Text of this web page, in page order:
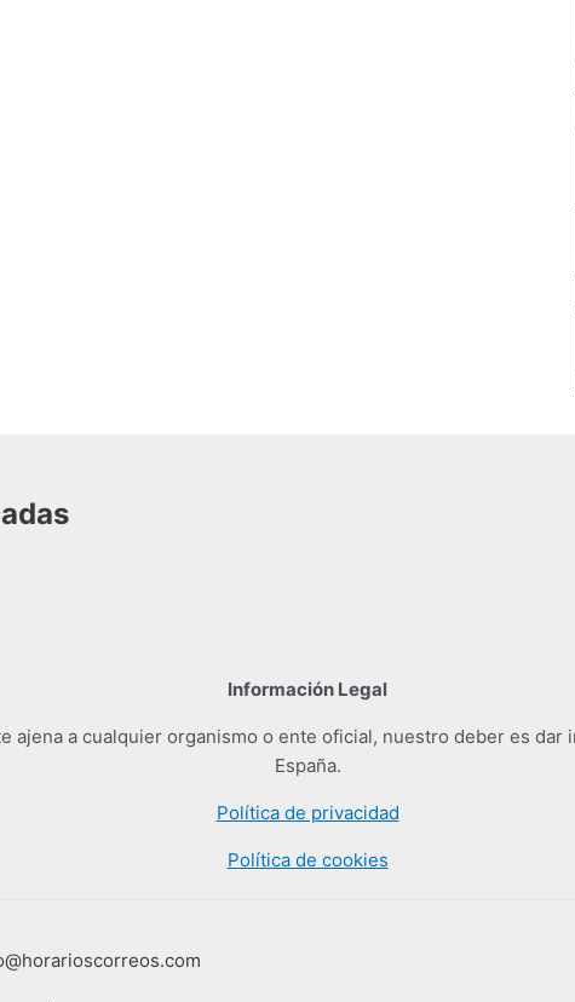
Información Legal
ajena a cualquier organismo o ente oficial, nuestro deber es
España.
Política de privacidad
Política de cookies